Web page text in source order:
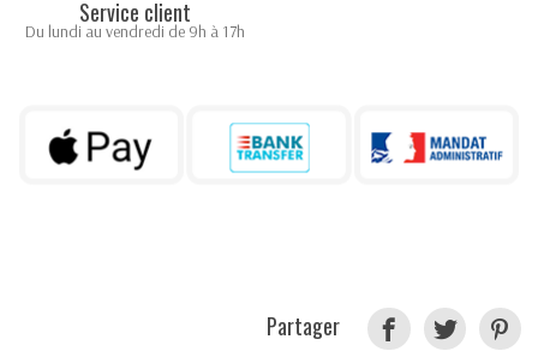
Service client
Du lundi au vendredi de 9h à 17h
Partager